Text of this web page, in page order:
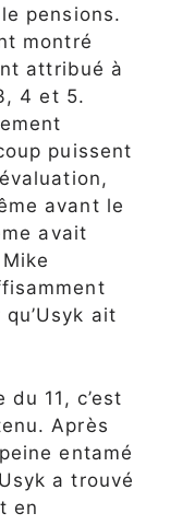
pensions.
montré
attribué à
4 et 5.
puissent
avant le
avait
ait
11, c’est
Après
entamé
a trouvé
en